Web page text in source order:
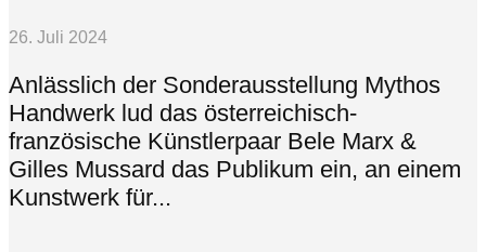
26. Juli 2024
Anlässlich der Sonderausstellung Mythos
Handwerk lud das österreichisch-
französische Künstlerpaar Bele Marx &
Gilles Mussard das Publikum ein, an einem
Kunstwerk für...